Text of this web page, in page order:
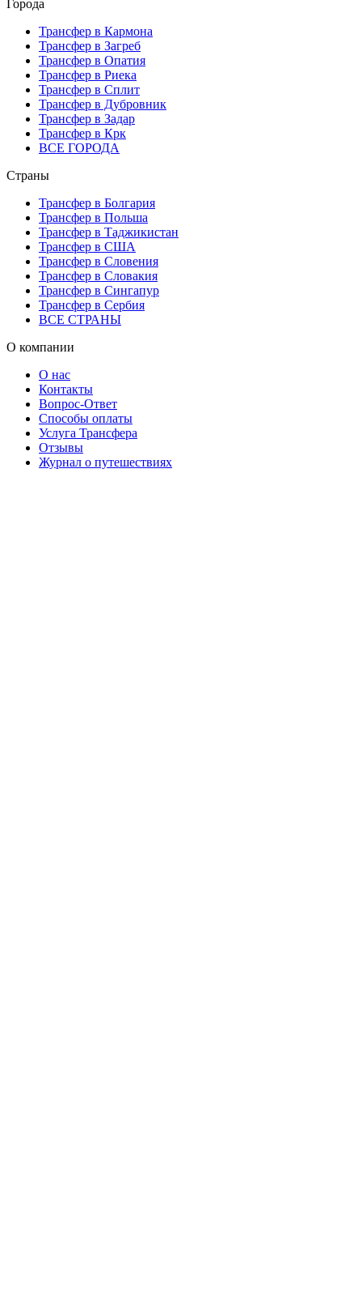
Города
Трансфер в Кармона
Трансфер в Загреб
Трансфер в Опатия
Трансфер в Риека
Трансфер в Сплит
Трансфер в Дубровник
Трансфер в Задар
Трансфер в Крк
ВСЕ ГОРОДА
Страны
Трансфер в Болгария
Трансфер в Польша
Трансфер в Таджикистан
Трансфер в США
Трансфер в Словения
Трансфер в Словакия
Трансфер в Сингапур
Трансфер в Сербия
ВСЕ СТРАНЫ
О компании
О нас
Контакты
Вопрос-Ответ
Способы оплаты
Услуга Трансфера
Отзывы
Журнал о путешествиях